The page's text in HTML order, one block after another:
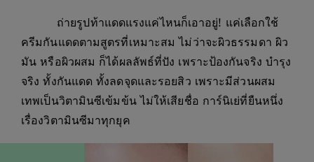
ถ่ายรูปท้าแดดแรงแค่ไหนก็เอาอยู่! แค่เลือกใช้
ครีมกันแดดตามสูตรที่เหมาะสม ไม่ว่าจะผิวธรรมดา ผิว
มัน หรือผิวผสม ก็ได้ผลลัพธ์ที่ปัง เพราะป้องกันจริง บำรุง
จริง ทั้งกันแดด ทั้งลดจุดและรอยสิว เพราะมีส่วนผสม
เทพเป็นวิตามินซีเข้มข้น ไม่ให้เสียชื่อ การ์นิเย่ที่ยืนหนึ่ง
เรื่องวิตามินซีมาทุกยุค